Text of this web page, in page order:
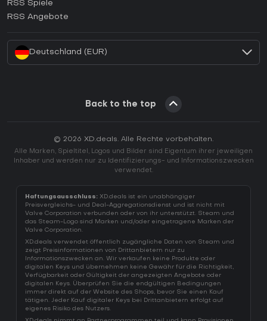
Wie aktiviert man einen EA App CD Key?
RSS Spiele
RSS Angebote
Deutschland (EUR)
Back to the top
© 2026 XD.deals. Alle Rechte vorbehalten.
Alle Marken, Spieltitel, Logos und Bilder sind Eigentum ihrer jeweiligen
Inhaber und werden nur zu Identifizierungs- und Informationszwecken
verwendet.
Haftungsausschluss: XD.deals ist ein unabhängiger
Preisvergleichs- und Deal-Aggregationsdienst und ist nicht mit
Valve Corporation verbunden oder von ihr unterstützt. Steam und
das Steam-Logo sind Marken und/oder eingetragene Marken der
Valve Corporation.
XD.deals verwendet öffentlich zugängliche Daten von Steam und
zeigt Preisinformationen von Drittanbietern nur zu
Informationszwecken an. Wir verkaufen keine Produkte oder
digitalen Keys und übernehmen keine Gewähr für die Richtigkeit,
Verfügbarkeit oder Gültigkeit der angezeigten Angebote oder
digitalen Keys. Überprüfen Sie die endgültigen Bedingungen
immer direkt auf der Website des Shops, bevor Sie einen Kauf
tätigen. Jeder Kauf digitaler Keys bei Drittanbietern erfolgt auf
eigenes Risiko des Nutzers.